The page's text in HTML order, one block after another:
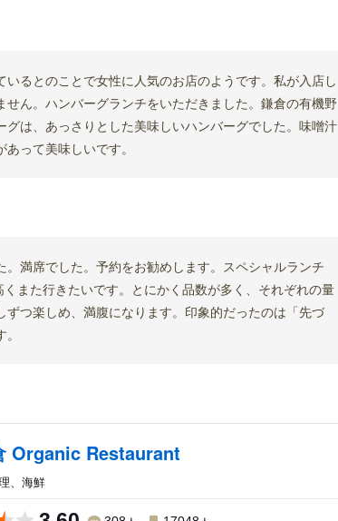
るとのことで女性に人気のお店のようです。私が入店し
せん。ハンバーグランチをいただきました。鎌倉の有機野
は、あっさりとした美味しいハンバーグでした。味噌汁
って美味しいです。
満席でした。予約をお勧めします。スペシャルランチ
くまた行きたいです。とにかく品数が多く、それぞれの量
ずつ楽しめ、満腹になります。印象的だったのは「先づ
Organic Restaurant
、海鮮